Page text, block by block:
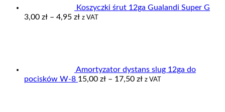
Koszyczki śrut 12ga Gualandi Super G
3,00 zł – 4,95 złZakres
z VAT
Amortyzator dystans slug 12ga do
pocisków W-8 15,00 zł – 17,50 złZakres
z VAT